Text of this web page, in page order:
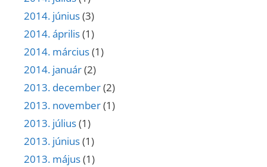
2014. június(3)
2014. április(1)
2014. március(1)
2014. január(2)
2013. december(2)
2013. november(1)
2013. július(1)
2013. június(1)
2013. május(1)